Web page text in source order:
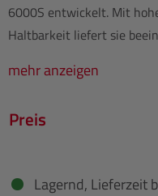
6000S entwickelt. Mit
Haltbarkeit liefert sie
mehr anzeigen
Preis
Lagernd, Lieferzeit